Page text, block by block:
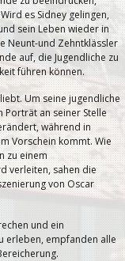
es Sidney gelingen,
sein Leben wieder in
Neunt-und Zehntklässler
auf, die Jugendliche zu
führen können.
Um seine jugendliche
Porträt an seiner Stelle
während in
Vorschein kommt. Wie
zu einem
verleiten, sahen die
von Oscar
und ein
erleben, empfanden alle